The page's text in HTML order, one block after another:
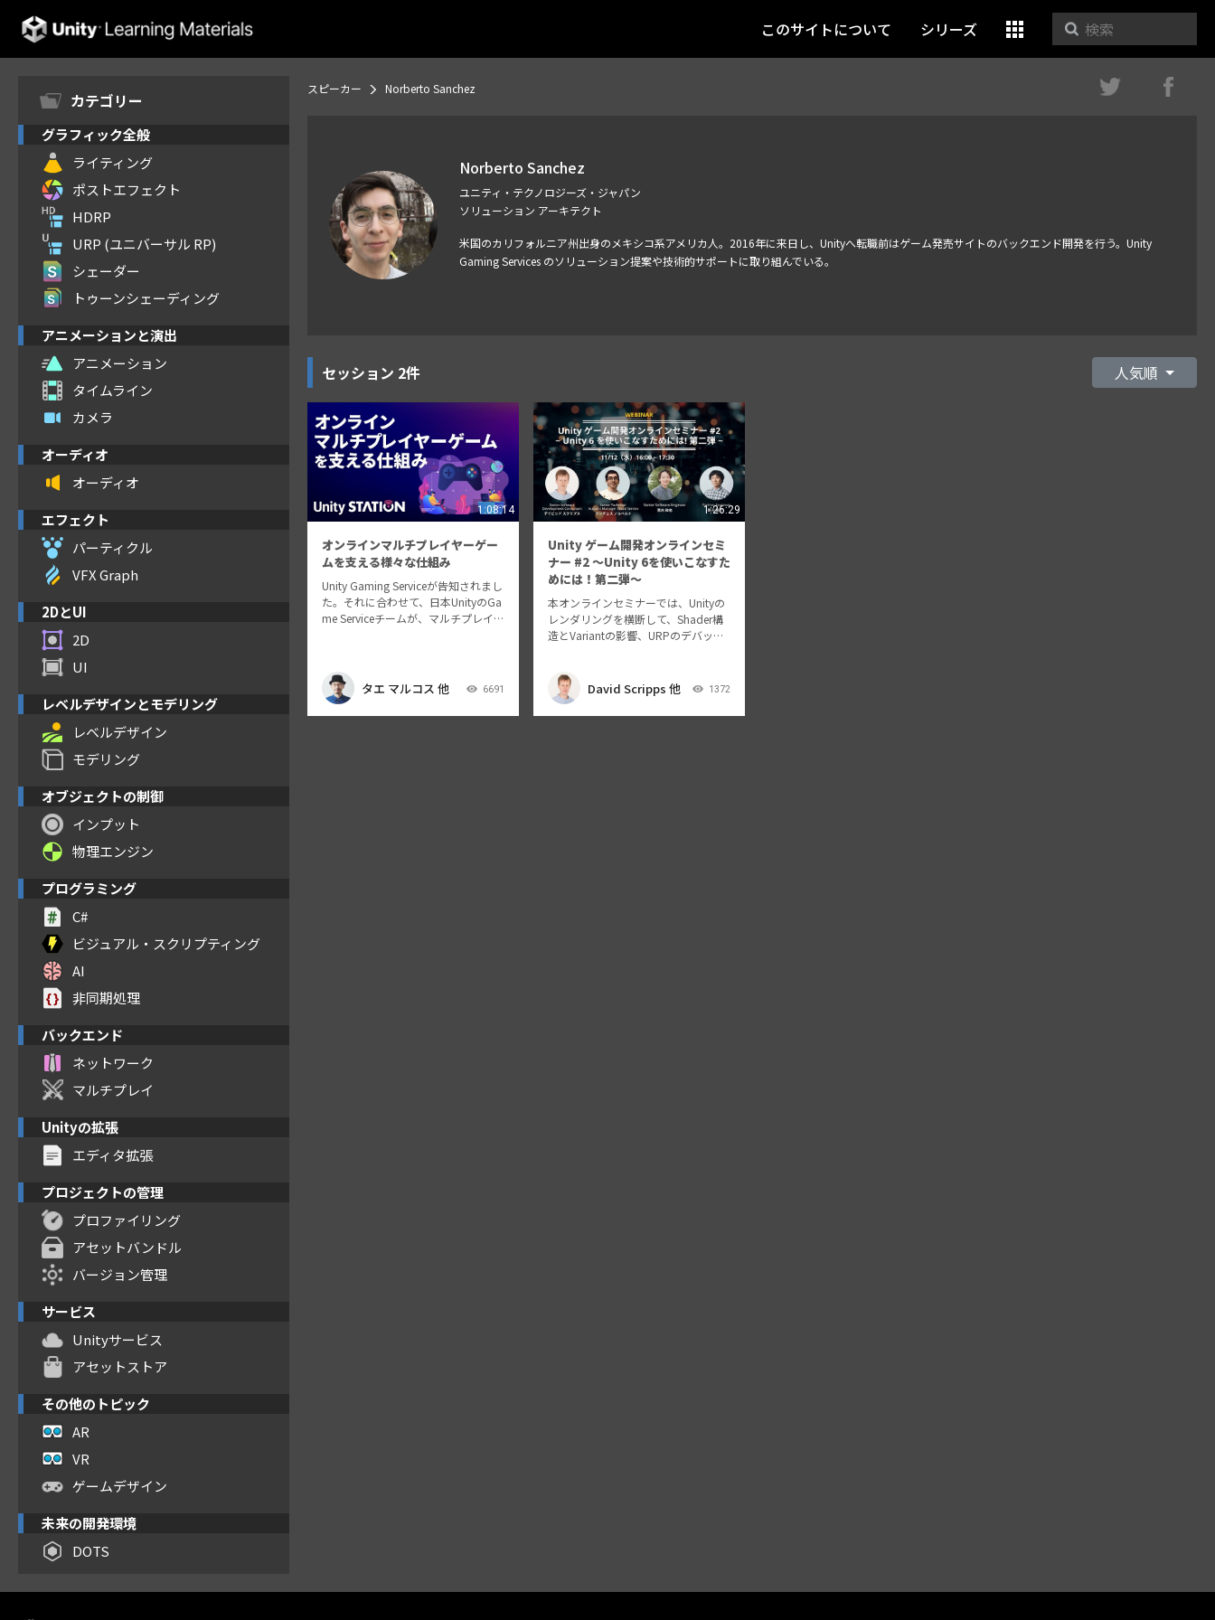
Unity Learning Materials
このサイトについて シリーズ
カテゴリー
グラフィック全般
ライティング
ポストエフェクト
HDRP
URP (ユニバーサル RP)
シェーダー
トゥーンシェーディング
アニメーションと演出
アニメーション
タイムライン
カメラ
オーディオ
オーディオ
エフェクト
パーティクル
VFX Graph
2DとUI
2D
UI
レベルデザインとモデリング
レベルデザイン
モデリング
オブジェクトの制御
インプット
物理エンジン
プログラミング
C#
ビジュアル・スクリプティング
AI
非同期処理
バックエンド
ネットワーク
マルチプレイ
Unityの拡張
エディタ拡張
プロジェクトの管理
プロファイリング
アセットバンドル
バージョン管理
サービス
Unityサービス
アセットストア
その他のトピック
AR
VR
ゲームデザイン
未来の開発環境
DOTS
スピーカー Norberto Sanchez
Norberto Sanchez
ユニティ・テクノロジーズ・ジャパン
ソリューション アーキテクト
米国のカリフォルニア州出身のメキシコ系アメリカ人。2016年に来日し、Unityへ転職前はゲーム発売サイトのバックエンド開発を行う。Unity
Gaming Services のソリューション提案や技術的サポートに取り組んでいる。
セッション 2件 人気順
1:08:14
オンラインマルチプレイヤーゲー
ムを支える様々な仕組み
Unity Gaming Serviceが告知されまし
た。それに合わせて、日本UnityのGa
me Serviceチームが、マルチプレイヤ
思いま… タエ マルコス 他 6691
1:26:29
Unity ゲーム開発オンラインセミ
ナー #2 ～Unity 6を使いこなすた
めには！第二弾～
本オンラインセミナーでは、Unityの
レンダリングを横断して、Shader構
造とVariantの影響、URPのデバッグ
ebuggerやRenderGraph Vi…
David Scripps 他 1372